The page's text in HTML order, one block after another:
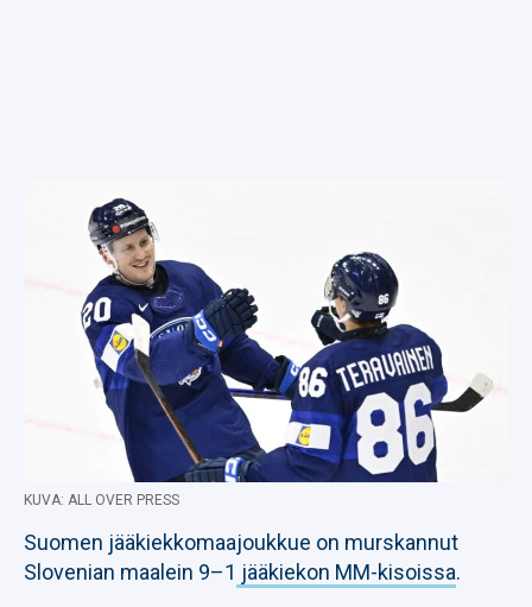
KUVA: ALL OVER PRESS
Suomen jääkiekkomaajoukkue on murskannut
Slovenian maalein 9–1 jääkiekon MM-kisoissa.